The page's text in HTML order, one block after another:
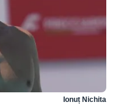
Ionuț Nichita